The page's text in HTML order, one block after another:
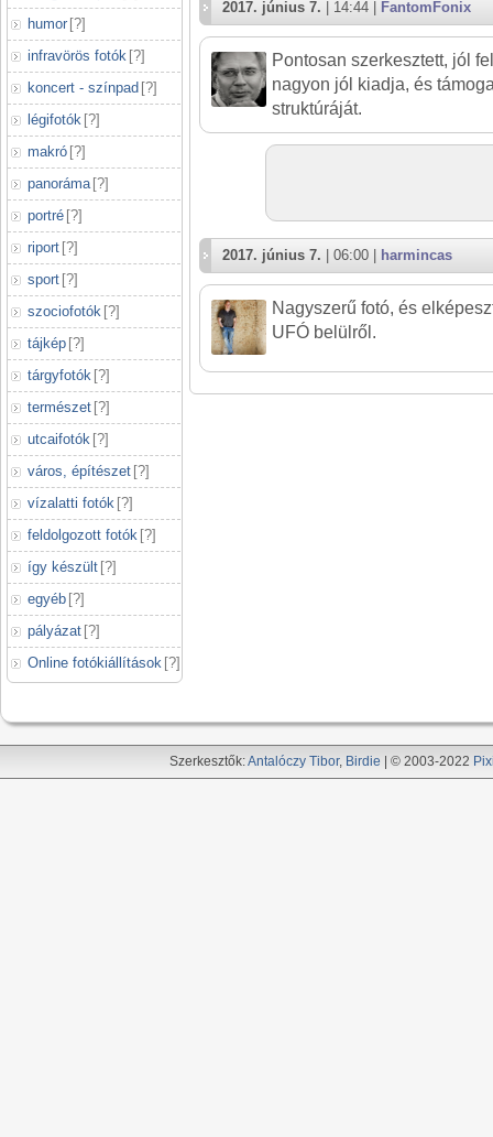
humor [?]
infravörös fotók [?]
koncert - színpad [?]
légifotók [?]
makró [?]
panoráma [?]
portré [?]
riport [?]
sport [?]
szociofotók [?]
tájkép [?]
tárgyfotók [?]
természet [?]
utcaifotók [?]
város, építészet [?]
vízalatti fotók [?]
feldolgozott fotók [?]
így készült [?]
egyéb [?]
pályázat [?]
Online fotókiállítások [?]
2017. június 7. | 14:44 | FantomFonix
Pontosan szerkesztett, jól
nagyon jól kiadja, és
struktúráját.
2017. június 7. | 06:00 | harmincas
Nagyszerű fotó, és
UFÓ belülről.
Szerkesztők:Antalóczy Tibor, Birdie | © 2003-2022